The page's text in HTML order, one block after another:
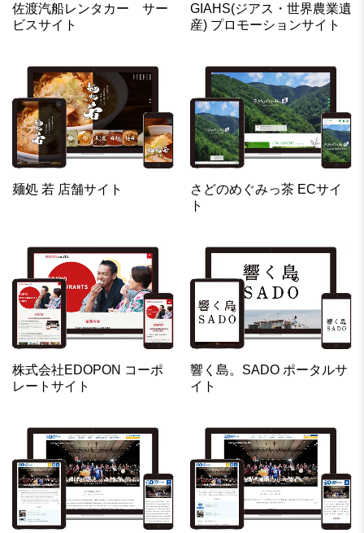
佐渡汽船レンタカー サー
ビスサイト
GIAHS(ジアス・世界農業遺
産) プロモーションサイト
麺処 若 店舗サイト
さどのめぐみっ茶 ECサイ
ト
株式会社EDOPON コーポ
レートサイト
響く島。SADO ポータルサ
イト